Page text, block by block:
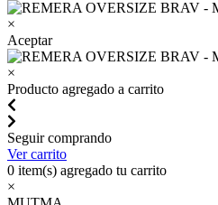
×
Aceptar
×
Producto agregado a carrito
Seguir comprando
Ver carrito
0 item(s) agregado tu carrito
×